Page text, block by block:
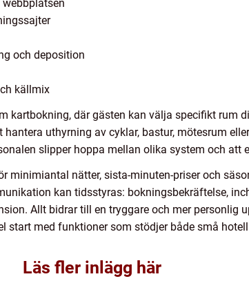
och deposition
källmix
kartbokning, där gästen kan välja specifikt rum
uthyrning av cyklar, bastur, mötesrum
slipper hoppa mellan olika system och att
minimiantal nätter, sista-minuten-priser och
kan tidsstyras: bokningsbekräftelse,
Allt bidrar till en tryggare och mer personlig
start med funktioner som stödjer både små
Läs fler inlägg här